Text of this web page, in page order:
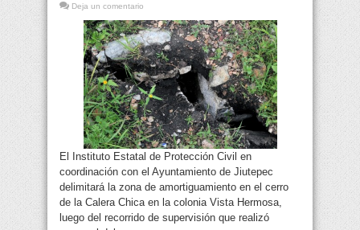
Deja un comentario
El Instituto Estatal de Protección Civil en
coordinación con el Ayuntamiento de Jiutepec
delimitará la zona de amortiguamiento en el cerro
de la Calera Chica en la colonia Vista Hermosa,
luego del recorrido de supervisión que realizó